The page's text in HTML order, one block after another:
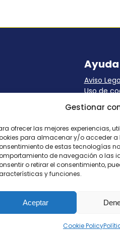
Gestionar
ofrecer las mejores experiencias,
para almacenar y/o acceder a
de estas tecnologías
de navegación o las
o retirar el consentimiento,
y funciones.
Aceptar
Cookie Policy
Ayuda
Aviso
Uso de
Panel
Política
Canal
Todos los derechos reservados